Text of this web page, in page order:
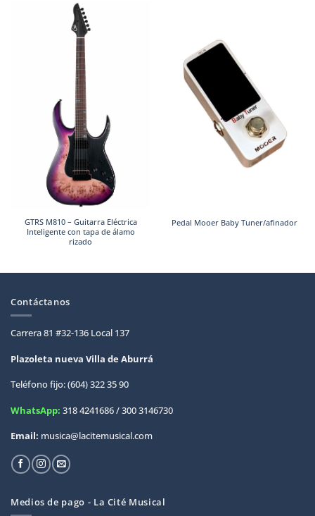
GTRS M810 – Guitarra Eléctrica
Inteligente con tapa de álamo
rizado
Pedal Mooer Baby Tuner/afinador
Contáctanos
Carrera 81 #32-136 Local 137
Plazoleta nueva Villa deAburrá
Teléfono fijo: (604) 322 35 90
WhatsApp: 318 4241686 / 300 3146730
Email: musica@lacitemusical.com
Medios de pago - La Cité Musical